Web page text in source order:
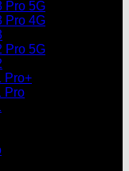
Pro 5G
Pro 4G
Pro 5G
Pro+
Pro